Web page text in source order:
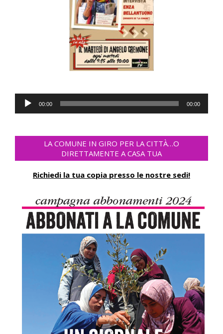
Audio
Player
00:00 00:00
LA COMUNE IN GIRO PER LA CITTÀ…O
DIRETTAMENTE A CASA TUA
Richiedi la tua copia presso le nostre sedi!